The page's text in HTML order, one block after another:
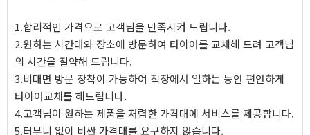
1.합리적인 가격으로 고객님을 만족시켜 드립니다.
2.원하는 시간대와 장소에 방문하여 타이어를 교체해 드려 고객님
의 시간을 절약해 드립니다.
3.비대면 방문 장착이 가능하여 직장에서 일하는 동안 편안하게
타이어교체를 해드립니다.
4.고객님이 원하는 제품을 저렴한 가격대에 서비스를 제공합니다.
5.터무니 없이 비싼 가격대를 요구하지 않습니다.